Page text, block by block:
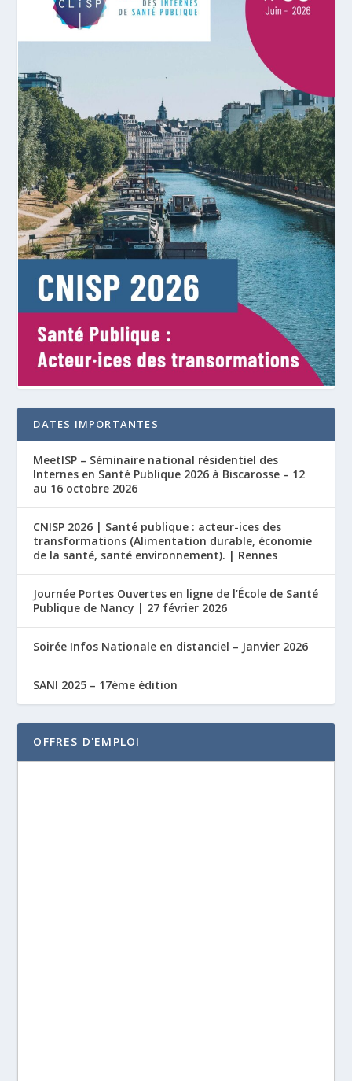
DATES IMPORTANTES
MeetISP – Séminaire national résidentiel des
Internes en Santé Publique 2026 à Biscarosse – 12
au 16 octobre 2026
CNISP 2026 | Santé publique : acteur-ices des
transformations (Alimentation durable, économie
de la santé, santé environnement). | Rennes
Journée Portes Ouvertes en ligne de l’École de Santé
Publique de Nancy | 27 février 2026
Soirée Infos Nationale en distanciel – Janvier 2026
SANI 2025 – 17ème édition
OFFRES D'EMPLOI